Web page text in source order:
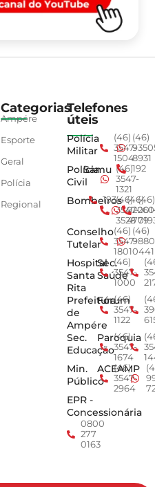
Categorias
Ampére
Esporte
Geral
Polícia
Regional
Telefones
úteis
Polícia
Militar
(46)
3547-
1504
(46)
8931
Polícia
Civil
Samu (46)
3547-
1321
192
Bombeiros
193(46)
3547-
3528
(46)
4779
(46)
Conselho
Tutelar
(46)
3547-
1801
(46)
0441
Hospital
Santa
Rita
Sec.
Saúde
(46)
3547-
1000
Prefeitura
de
Ampére
Fórum
(46)
3547-
1122
Sec.
Educação
Paroquia
(46)
3547-
1674
Min.
Público
ACEAMP
(46)
3547-
2964
EPR -
Concessionária
0800
277
0163